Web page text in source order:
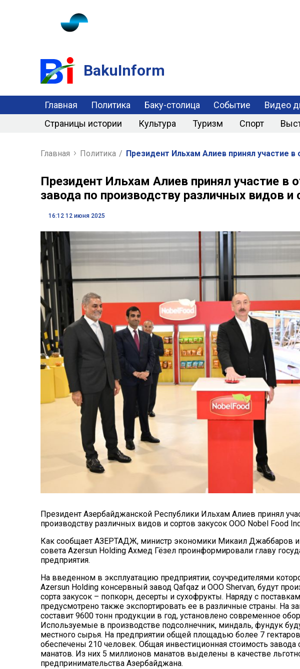
BakuInform
Главная Политика Баку-столица Событие Видео
Страницы истории
Культура Туризм Спорт
Главная Политика / Президент Ильхам Алиев принял участие
Президент Ильхам Алиев принял участие в
завода по производству различных видов и
16:12 12 июня 2025
Президент Азербайджанской Республики Ильхам Алиев принял
производству различных видов и сортов закусок ООО Nobel Food
Как сообщает АЗЕРТАДЖ, министр экономики Микаил Джаббаров
совета Azersun Holding Ахмед Гёзел проинформировали главу
предприятия.
На введенном в эксплуатацию предприятии, соучредителями
Azersun Holding консервный завод Qafqaz и ООО Shervan, будут
сорта закусок – попкорн, десерты и сухофрукты. Наряду с
предусмотрено также экспортировать ее в различные страны. На
составит 9600 тонн продукции в год, установлено современное
Используемые в производстве подсолнечник, миндаль, фундук
местного сырья. На предприятии общей площадью более 7
обеспечены 210 человек. Общая инвестиционная стоимость завода
манатов. Из них 5 миллионов манатов выделены в качестве
предпринимательства Азербайджана.